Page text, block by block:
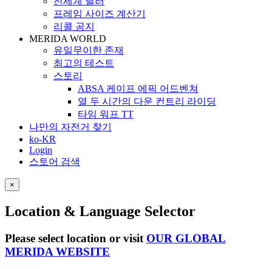
프레임 사이즈 계산기
리콜 공지
MERIDA WORLD
유일무이한 존재
최고의 테스트
스토리
ABSA 케이프 에픽 어드벤쳐
열 두 시간의 다운 컨트리 라이딩
타임 워프 TT
나만의 자전거 찾기
ko-KR
Login
스토어 검색
×
Location & Language Selector
Please select location or visit OUR GLOBAL
MERIDA WEBSITE